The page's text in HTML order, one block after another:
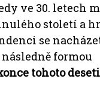
ve 30. letech
století a
se
formou
tohoto